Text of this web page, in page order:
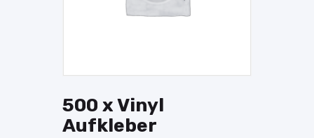
500 x Vinyl
Aufkleber